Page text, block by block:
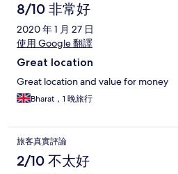
8/10 非常好
2020 年 1 月 27 日
使用 Google 翻譯
Great location
Great location and value for money
Bharat，1 晚旅行
旅客真實評論
2/10 不太好